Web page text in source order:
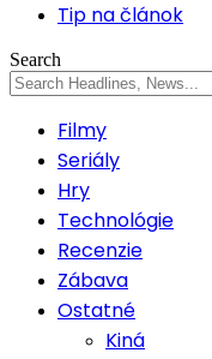
Tip na článok
Search
Filmy
Seriály
Hry
Technológie
Recenzie
Zábava
Ostatné
Kiná